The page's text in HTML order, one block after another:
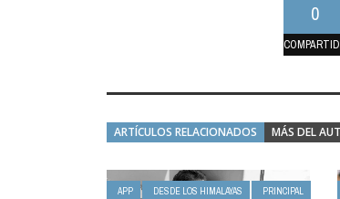
0
ARTÍCULOS RELACIONADOS MÁS DEL
APP DESDE LOS HIMALAYAS PRINCIPAL